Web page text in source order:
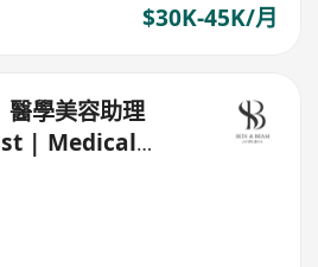
$30K-45K/月
學美容助理
| Medical